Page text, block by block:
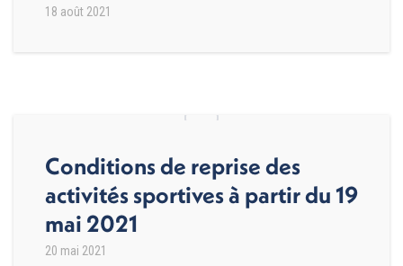
18 août 2021
Conditions de reprise des
activités sportives à partir du 19
mai 2021
20 mai 2021